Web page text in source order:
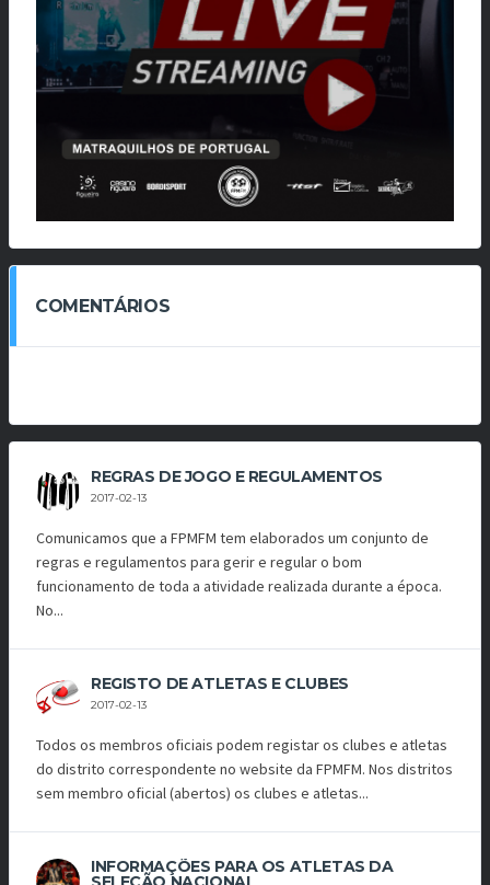
COMENTÁRIOS
REGRAS DE JOGO E REGULAMENTOS
2017-02-13
Comunicamos que a FPMFM tem elaborados um conjunto de
regras e regulamentos para gerir e regular o bom
funcionamento de toda a atividade realizada durante a época.
No...
REGISTO DE ATLETAS E CLUBES
2017-02-13
Todos os membros oficiais podem registar os clubes e atletas
do distrito correspondente no website da FPMFM. Nos distritos
sem membro oficial (abertos) os clubes e atletas...
INFORMAÇÕES PARA OS ATLETAS DA